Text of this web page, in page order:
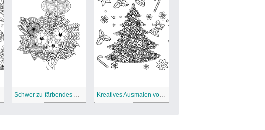
Schwer zu färbendes Mandala Ausmalen druckbar Kreatives Ausmalen von Weihnachtsbaum für Erwachsene